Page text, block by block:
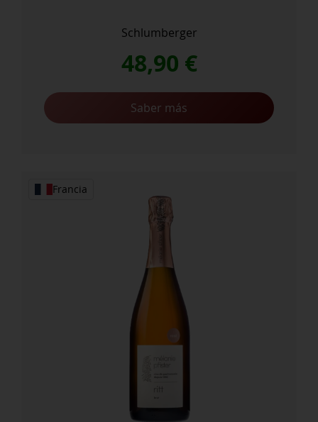
Schlumberger
48,90 €
Saber más
Francia